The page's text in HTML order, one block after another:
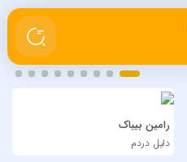
رامین بیباک
دلیل دردم